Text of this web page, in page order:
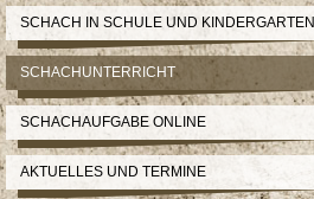
SCHACH IN SCHULE UND KINDERGARTEN
SCHACHUNTERRICHT
SCHACHAUFGABE ONLINE
AKTUELLES UND TERMINE